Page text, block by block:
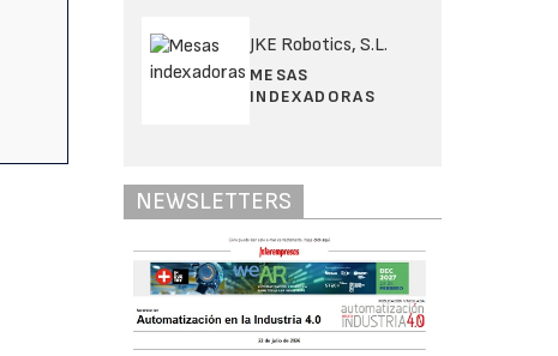
JKE Robotics, S.L.
MESAS
INDEXADORAS
NEWSLETTERS